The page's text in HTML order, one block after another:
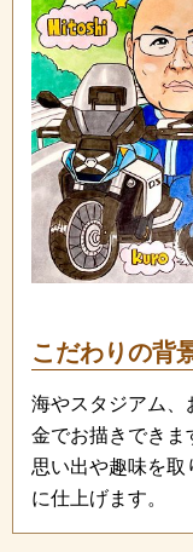
こだわりの背
海やスタジアム、
金でお描きできま
思い出や趣味を
に仕上げます。